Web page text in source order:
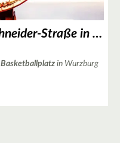
Basketballplatz Peter-Schneider-Straße in Wurzburg
Basketballplatz in Wurzburg